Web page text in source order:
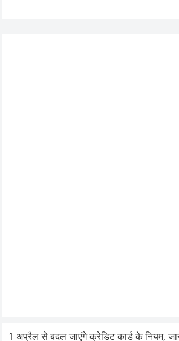
1 अप्रैल से बदल जाएंगे क्रेडिट कार्ड के नियम,